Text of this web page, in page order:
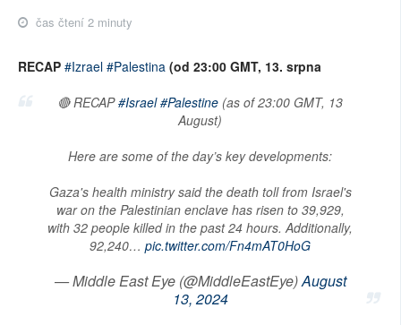
čas čtení 2 minuty
RECAP #Izrael #Palestina (od 23:00 GMT, 13. srpna
🔴 RECAP#Israel #Palestine (as of 23:00 GMT, 13
August)
Here are some of the day’s key developments:
Gaza's health ministry said the death toll from Israel's
war on the Palestinian enclave has risen to 39,929,
with 32 people killed in the past 24 hours. Additionally,
92,240… pic.twitter.com/Fn4mAT0HoG
— Middle East Eye (@MiddleEastEye)August
13, 2024